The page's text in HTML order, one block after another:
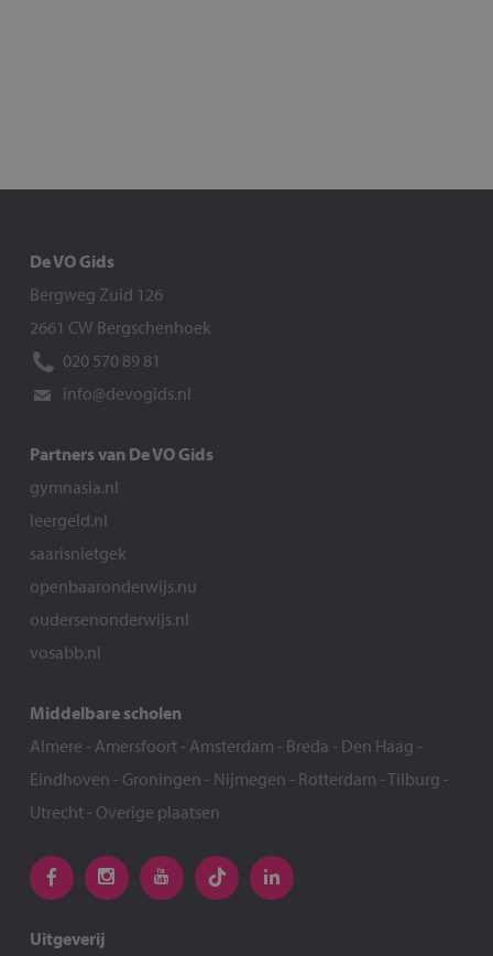
De VO Gids
Bergweg Zuid 126
2661 CW Bergschenhoek
020 570 89 81
info@devogids.nl
Partners van De VO Gids
gymnasia.nl
leergeld.nl
saarisnietgek
openbaaronderwijs.nu
oudersenonderwijs.nl
vosabb.nl
Middelbare scholen
Almere - Amersfoort- Amsterdam - Breda - Den Haag -
Eindhoven - Groningen - Nijmegen - Rotterdam -Tilburg -
Utrecht- Overige plaatsen
Uitgeverij